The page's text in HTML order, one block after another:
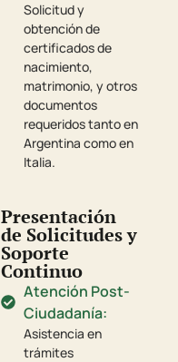
Solicitud y
obtención de
certificados de
nacimiento,
matrimonio, y otros
documentos
requeridos tanto en
Argentina como en
Italia.
Presentación
de Solicitudes y
Soporte
Continuo
Atención Post-
Ciudadanía:
Asistencia en
trámites